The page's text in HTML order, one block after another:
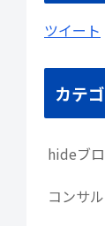
ツイート
カテ
hideブロ
コンサ